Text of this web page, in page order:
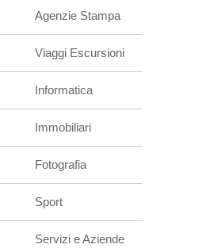
Agenzie Stampa
Viaggi Escursioni
Informatica
Immobiliari
Fotografia
Sport
Servizi e Aziende